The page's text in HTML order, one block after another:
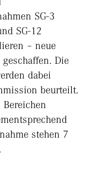
SG-3
SG-12
– neue
Die
dabei
beurteilt.
stehen 7